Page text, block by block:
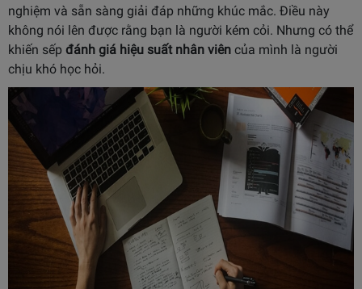
nghiệm và sẵn sàng giải đáp những khúc mắc. Điều này
không nói lên được rằng bạn là người kém cỏi. Nhưng có thể
khiến sếp đánh giá hiệu suất nhân viên của mình là người
chịu khó học hỏi.